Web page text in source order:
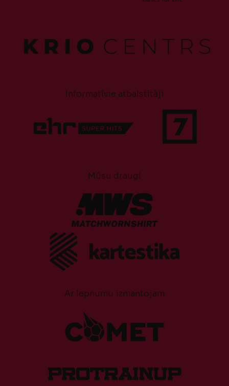
Informatīvie atbalstītāji
Mūsu draugi
Ar lepnumu izmantojam